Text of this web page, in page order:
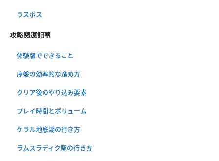
ラスボス
攻略関連記事
体験版でできること
序盤の効率的な進め方
クリア後のやり込み要素
プレイ時間とボリューム
ケラル地底湖の行き方
ラムスラディク駅の行き方